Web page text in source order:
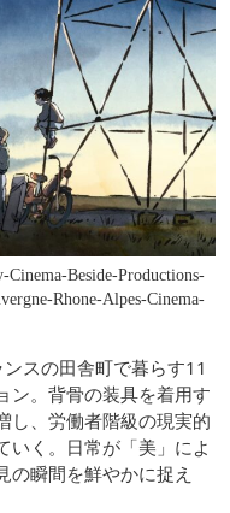
Beside-Productions-
Rhone-Alpes-Cinema-
スの田舎町で暮らす11
ン。背骨の装具を着用す
し、労働者階級の現実的
いく。日常が「美」によ
の瞬間を鮮やかに捉え